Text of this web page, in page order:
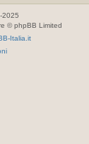
2025
© phpBB Limited
Italia.it